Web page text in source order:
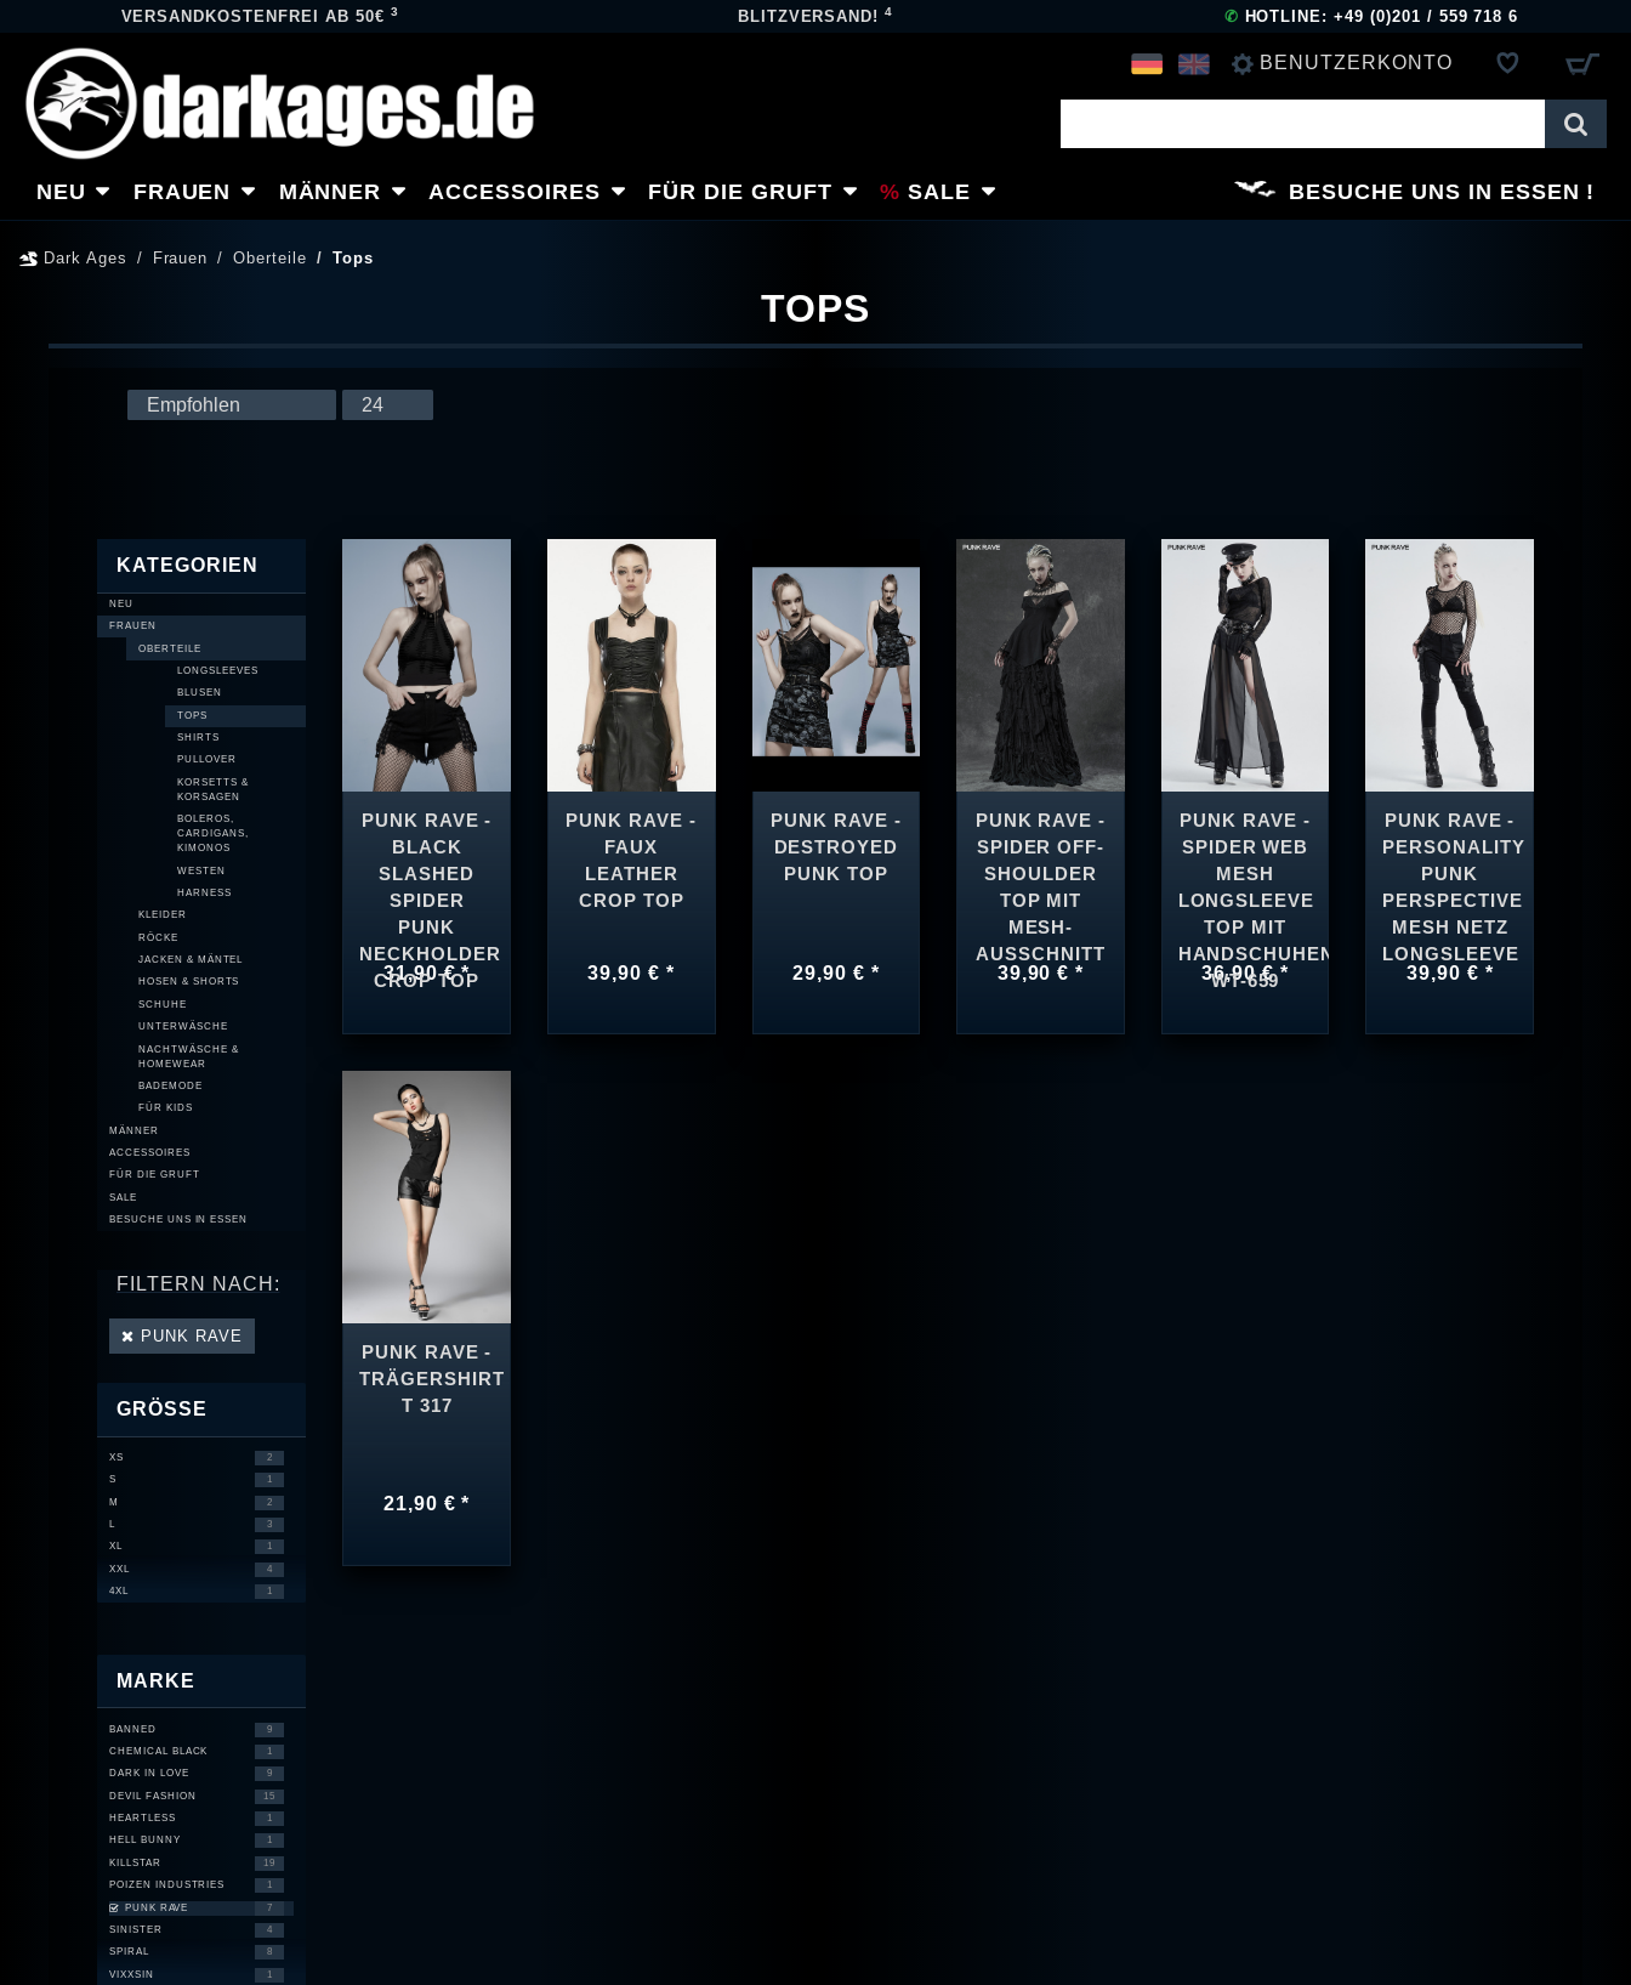
VERSANDKOSTENFREI AB 50€ 3 BLITZVERSAND!4 ✆ HOTLINE: +49 (0)201 / 559 718 6
BENUTZERKONTO
REGISTRIEREN
NEU FRAUEN MÄNNER ACCESSOIRES FÜR DIE GRUFT SALE BESUCHE UNS IN ESSEN
Dark Ages Frauen Oberteile Tops
TOPS
KATEGORIEN
NEU
FRAUEN
OBERTEILE
LONGSLEEVES
BLUSEN
TOPS
SHIRTS
PULLOVER
KORSETTS &
KORSAGEN
BOLEROS,
CARDIGANS,
KIMONOS
WESTEN
HARNESS
KLEIDER
RÖCKE
JACKEN & MÄNTEL
HOSEN & SHORTS
SCHUHE
UNTERWÄSCHE
NACHTWÄSCHE &
HOMEWEAR
BADEMODE
FÜR KIDS
MÄNNER
ACCESSOIRES
FÜR DIE GRUFT
SALE
BESUCHE UNS IN ESSEN
FILTERN NACH:
PUNK RAVE
GRÖSSE
XS 2
S 1
M 2
L 3
XL 1
XXL 4
4XL 1
MARKE
BANNED 9
CHEMICAL BLACK 1
DARK IN LOVE 9
DEVIL FASHION 15
HEARTLESS 1
HELL BUNNY 1
KILLSTAR 19
POIZEN INDUSTRIES 1
PUNK RAVE 7
SINISTER 4
SPIRAL 8
VIXXSIN 1
PUNK RAVE -
BLACK
SLASHED
SPIDER
PUNK
NECKHOLDER
CROP TOP
31,90 € *
PUNK RAVE -
FAUX
LEATHER
CROP TOP
39,90 € *
PUNK RAVE -
DESTROYED
PUNK TOP
29,90 € *
PUNK RAVE -
SPIDER OFF-
SHOULDER
TOP MIT
MESH-
AUSSCHNITT
39,90 € *
PUNK RAVE -
SPIDER WEB
MESH
LONGSLEEVE
TOP MIT
HANDSCHUHEN
WT-659
36,90 € *
PUNK RAVE -
PERSONALITY
PUNK
PERSPECTIVE
MESH NETZ
LONGSLEEVE
39,90 € *
PUNK RAVE -
TRÄGERSHIRT
T 317
21,90 € *